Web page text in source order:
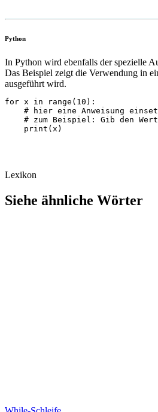
Python
In Python wird ebenfalls der spezielle
Das Beispiel zeigt die Verwendung in
ausgeführt wird.
for x in range(10):
# hier eine Anweisung
# zum Beispiel: Gib den
    print(x)
Lexikon
Siehe ähnliche Wörter